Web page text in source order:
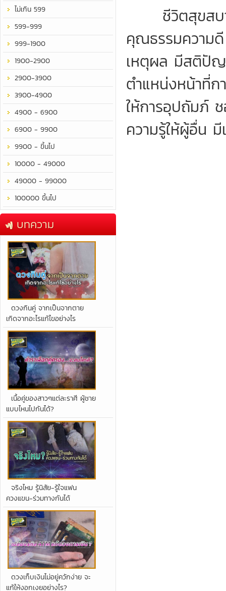
ไม่เกิน 599
599-999
999-1900
1900-2900
2900-3900
3900-4900
4900 - 6900
6900 - 9900
9900 - ขึ้นไป
10000 - 49000
49000 - 99000
100000 ขึ้นไป
บทความ
​ดวงกินคู่ จากเป็นจากตาย
เกิดจากอะไรแก้ไขอย่างไร
เนื้อคู่ของสาวๆแต่ละราศี ผู้ชาย
แบบไหนไปกันได้?
จริงไหม รู้นิสัย-รู้ใจแฟน
ควงแขน-ร่วมทางกันได้
ดวงเก็บเงินไม่อยู่ควักง่าย จะ
แก้ให้งอกเงยอย่างไร?
ชีวิตสุขสบาย
คุณธรรมความ
เหตุผล มีสติปัญ
ตำแหน่งหน้าที่ก
ให้การอุปถัมภ์
ความรู้ให้ผู้อื่น